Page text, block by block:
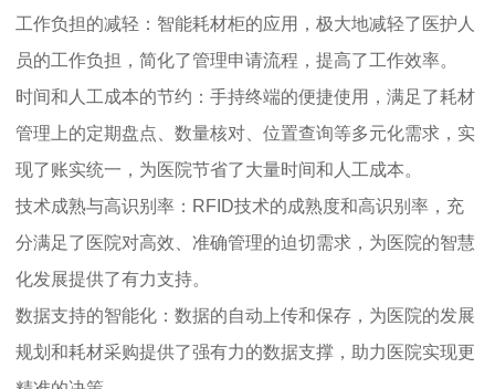
工作负担的减轻：智能耗材柜的应用，极大地减轻了医护人
员的工作负担，简化了管理申请流程，提高了工作效率。
时间和人工成本的节约：手持终端的便捷使用，满足了耗材
管理上的定期盘点、数量核对、位置查询等多元化需求，实
现了账实统一，为医院节省了大量时间和人工成本。
技术成熟与高识别率：RFID技术的成熟度和高识别率，充
分满足了医院对高效、准确管理的迫切需求，为医院的智慧
化发展提供了有力支持。
数据支持的智能化：数据的自动上传和保存，为医院的发展
规划和耗材采购提供了强有力的数据支撑，助力医院实现更